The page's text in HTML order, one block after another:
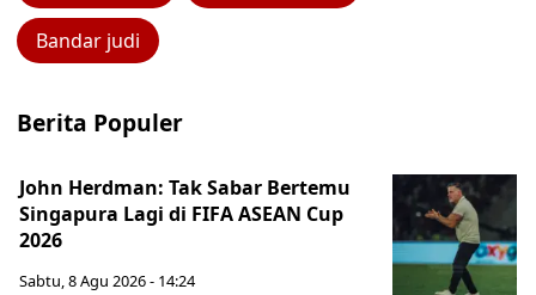
Bandar judi
Berita Populer
John Herdman: Tak Sabar Bertemu
Singapura Lagi di FIFA ASEAN Cup
2026
Sabtu, 8 Agu 2026 - 14:24